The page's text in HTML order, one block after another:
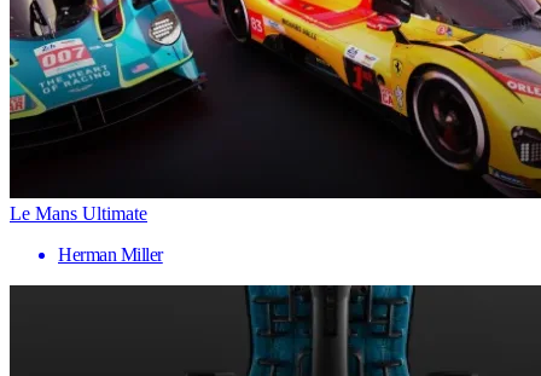
Le Mans Ultimate
Herman Miller